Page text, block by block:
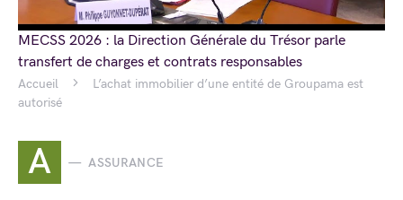
Accueil
L’achat immobilier d’une entité de Groupama est
autorisé
A ASSURANCE
MECSS 2026 : la Direction Générale du Trésor parle
transfert de charges et contrats responsables